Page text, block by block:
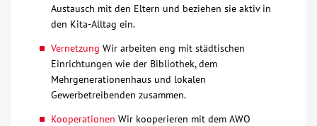
Austausch mit den Eltern und beziehen sie aktiv in
den Kita-Alltag ein.
Vernetzung Wir arbeiten eng mit städtischen
Einrichtungen wie der Bibliothek, dem
Mehrgenerationenhaus und lokalen
Gewerbetreibenden zusammen.
Kooperationen Wir kooperieren mit dem AWO